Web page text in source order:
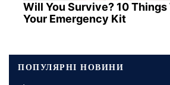
Will You Survive? 10 Things
Your Emergency Kit
ПОПУЛЯРНІ НОВИНИ